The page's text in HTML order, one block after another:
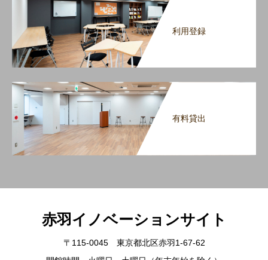
利用登録
有料貸出
赤羽イノベーションサイト
〒115-0045 東京都北区赤羽1-67-62